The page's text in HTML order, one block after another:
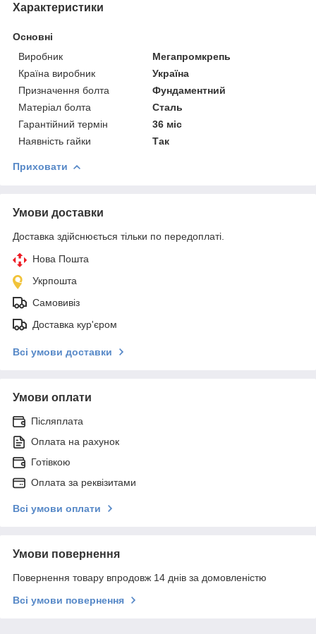
Характеристики
Основні
Виробник
Мегапромкрепь
Країна виробник
Україна
Призначення болта
Фундаментний
Матеріал болта
Сталь
Гарантійний термін
36 міс
Наявність гайки
Так
Приховати
Умови доставки
Доставка здійснюється тільки по передоплаті.
Нова Пошта
Укрпошта
Самовивіз
Доставка кур'єром
Всі умови доставки
Умови оплати
Післяплата
Оплата на рахунок
Готівкою
Оплата за реквізитами
Всі умови оплати
Умови повернення
Повернення товару впродовж 14 днів за домовленістю
Всі умови повернення